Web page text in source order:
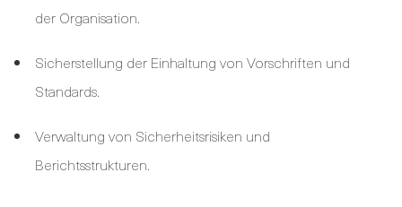
der Organisation.
Sicherstellung der Einhaltung von Vorschriften und
Standards.
Verwaltung von Sicherheitsrisiken und
Berichtsstrukturen.